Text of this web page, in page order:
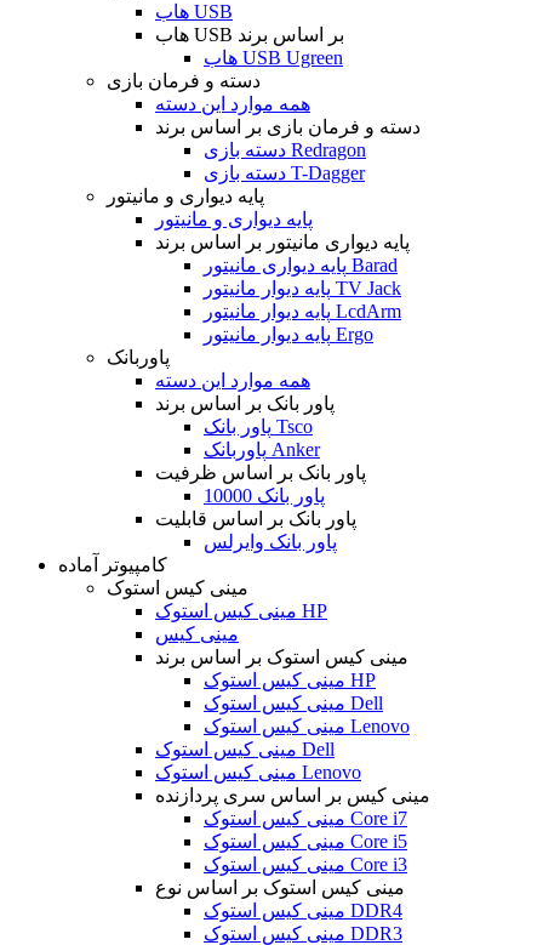
هاب USB
هاب USB بر اساس برند
هاب USB Ugreen
دسته و فرمان بازی
همه موارد این دسته
دسته و فرمان بازی بر اساس برند
دسته بازی Redragon
دسته بازی T-Dagger
پایه دیواری و مانیتور
پایه دیواری و مانیتور
پایه دیواری مانیتور بر اساس برند
پایه دیواری مانیتور Barad
پایه دیوار مانیتور TV Jack
پایه دیوار مانیتور LcdArm
پایه دیوار مانیتور Ergo
پاوربانک
همه موارد این دسته
پاور بانک بر اساس برند
پاور بانک Tsco
پاوربانک Anker
پاور بانک بر اساس ظرفیت
پاور بانک 10000
پاور بانک بر اساس قابلیت
پاور بانک وایرلس
کامپیوتر آماده
مینی کیس استوک
مینی کیس استوک HP
مینی کیس
مینی کیس استوک بر اساس برند
مینی کیس استوک HP
مینی کیس استوک Dell
مینی کیس استوک Lenovo
مینی کیس استوک Dell
مینی کیس استوک Lenovo
مینی کیس بر اساس سری پردازنده
مینی کیس استوک Core i7
مینی کیس استوک Core i5
مینی کیس استوک Core i3
مینی کیس استوک بر اساس نوع
مینی کیس استوک DDR4
مینی کیس استوک DDR3